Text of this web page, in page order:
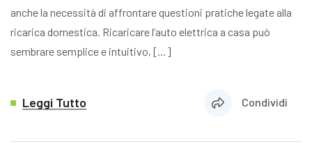
anche la necessità di affrontare questioni pratiche legate alla
ricarica domestica. Ricaricare l’auto elettrica a casa può
sembrare semplice e intuitivo, […]
Leggi Tutto Condividi